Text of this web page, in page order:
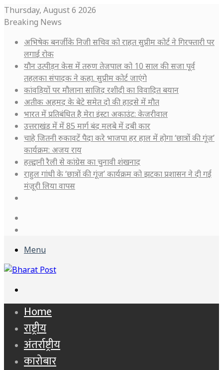
Thursday, August 6 2026
Breaking News
अभिषेक बनर्जी के निजी सचिव को राहत सुप्रीम कोर्ट ने गिरफ्तारी पर
लगाई रोक
यौन उत्पीड़न केस में तरुण तेजपाल को 10 साल की सजा पूर्व
तहलका संपादक ने कहा. सुप्रीम कोर्ट जाएंगे
कांवड़ियों पर मौलाना साजिद रशीदी का विवादित बयान
अतीक अहमद के बेटे समेत दो की हादसे में मौत
भारत में प्रतिबंधित है मेरा इंस्टा अकाउंट: केजरीवाल
उत्तराखंड में में 85 मार्ग बंद मलबे में दबी कार
चाहे जितनी रुकावटें पैदा करे भाजपा हर हाल में होगा ‘छात्रों की गूंज’
कार्यक्रम: अजय राय
हल्द्वानी रैली से कांग्रेस का चुनावी शंखनाद
राहुल गांधी के ‘छात्रों की गूंज’ कार्यक्रम को झटका प्रशासन ने दी गई
मंज़ूरी लिया वापस
Menu
for
Home
राष्ट्रीय
अंतर्राष्ट्रीय
कारोबार